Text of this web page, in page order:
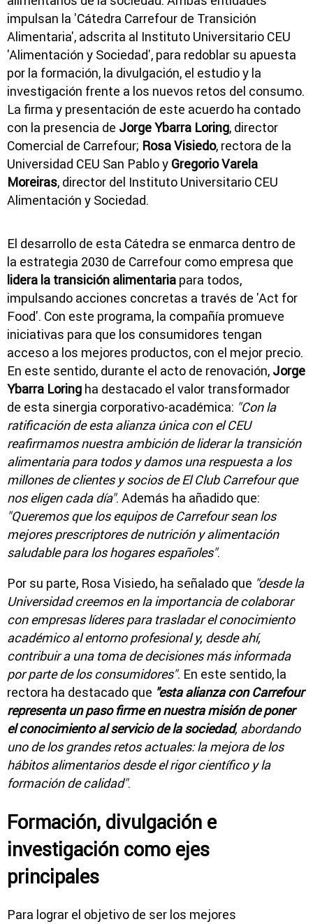
impulsan la 'Cátedra Carrefour de Transición
Alimentaria', adscrita al Instituto Universitario CEU
'Alimentación y Sociedad', para redoblar su apuesta
por la formación, la divulgación, el estudio y la
investigación frente a los nuevos retos del consumo.
La firma y presentación de este acuerdo ha contado
con la presencia de Jorge Ybarra Loring, director
Comercial de Carrefour; Rosa Visiedo, rectora de la
Universidad CEU San Pablo y Gregorio Varela
Moreiras, director del Instituto Universitario CEU
Alimentación y Sociedad.
El desarrollo de esta Cátedra se enmarca dentro de
la estrategia 2030 de Carrefour como empresa que
lidera la transición alimentaria para todos,
impulsando acciones concretas a través de 'Act for
Food'. Con este programa, la compañía promueve
iniciativas para que los consumidores tengan
acceso a los mejores productos, con el mejor precio.
En este sentido, durante el acto de renovación, Jorge
Ybarra Loring ha destacado el valor transformador
de esta sinergia corporativo-académica: "Con la
ratificación de esta alianza única con el CEU
reafirmamos nuestra ambición de liderar la transición
alimentaria para todos y damos una respuesta a los
millones de clientes y socios de El Club Carrefour que
nos eligen cada día". Además ha añadido que:
"Queremos que los equipos de Carrefour sean los
mejores prescriptores de nutrición y alimentación
saludable para los hogares españoles".
Por su parte, Rosa Visiedo, ha señalado que "desde la
Universidad creemos en la importancia de colaborar
con empresas líderes para trasladar el conocimiento
académico al entorno profesional y, desde ahí,
contribuir a una toma de decisiones más informada
por parte de los consumidores". En este sentido, la
rectora ha destacado que "esta alianza con Carrefour
representa un paso firme en nuestra misión de poner
el conocimiento al servicio de la sociedad, abordando
uno de los grandes retos actuales: la mejora de los
hábitos alimentarios desde el rigor científico y la
formación de calidad".
Formación, divulgación e
investigación como ejes
principales
Para lograr el objetivo de ser los mejores